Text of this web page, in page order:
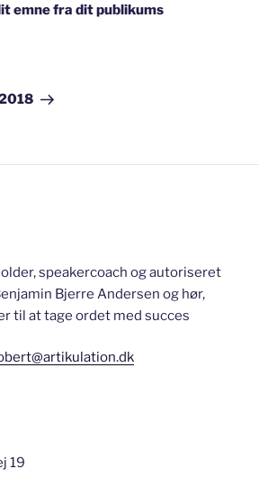
emne fra dit publikums
speakercoach og autoriseret
Bjerre Andersen og hør,
til at tage ordet med succes
19